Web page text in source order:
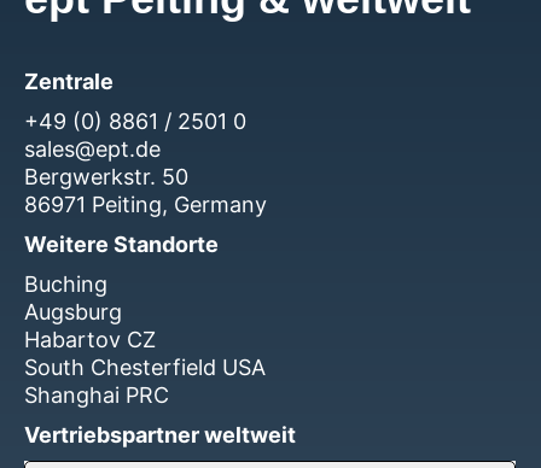
Zentrale
+49 (0) 8861 / 2501 0
sales@ept.de
Bergwerkstr. 50
86971 Peiting, Germany
Weitere Standorte
Buching
Augsburg
Habartov CZ
South Chesterfield USA
Shanghai PRC
Vertriebspartner weltweit